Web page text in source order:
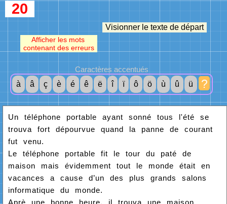
20
Visionner le texte de départ
Afficher les mots
contenant des erreurs
Caractères accentués
à
â ç è é ê ë î ï ô ö ù û ü ?